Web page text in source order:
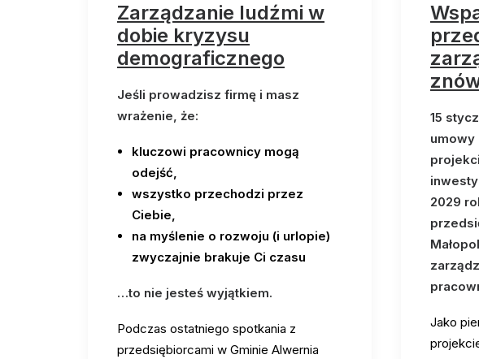
Zarządzanie ludźmi w
dobie kryzysu
demograficznego
Jeśli prowadzisz firmę i masz
wrażenie, że:
kluczowi pracownicy mogą
odejść,
wszystko przechodzi przez
Ciebie,
na myślenie o rozwoju (i urlopie)
zwyczajnie brakuje Ci czasu
…to nie jesteś wyjątkiem.
Podczas ostatniego spotkania z
przedsiębiorcami w Gminie Alwernia
15
umowy
2029
Jako